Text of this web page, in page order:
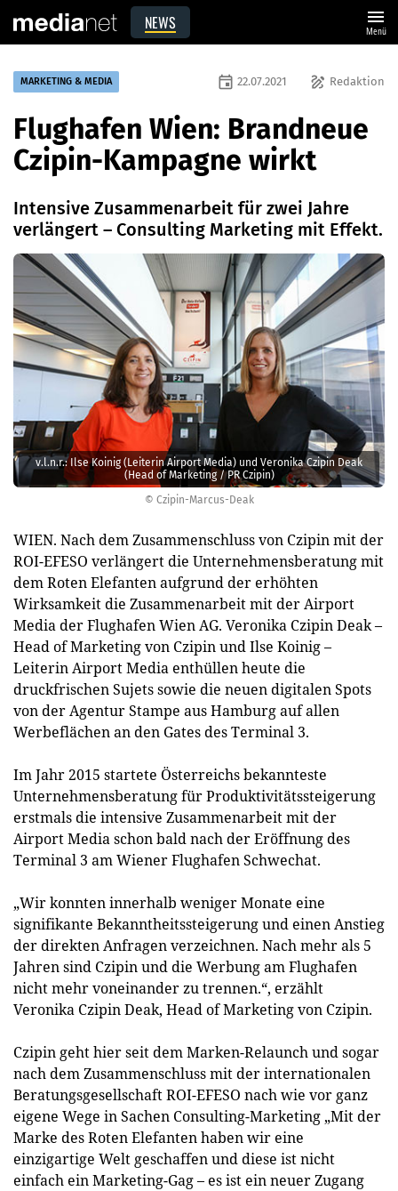
NEWS menu
Menü
© Czipin-Marcus-Deak
v.l.n.r.: Ilse Koinig (Leiterin Airport Media) und Veronika Czipin Deak
(Head of Marketing / PR Czipin)
MARKETING & MEDIA draw Redaktion
event 22.07.2021
Flughafen Wien: Brandneue
Czipin-Kampagne wirkt
Intensive Zusammenarbeit für zwei Jahre
verlängert – Consulting Marketing mit Effekt.
WIEN. Nach dem Zusammenschluss von Czipin mit der
ROI-EFESO verlängert die Unternehmensberatung mit
dem Roten Elefanten aufgrund der erhöhten
Wirksamkeit die Zusammenarbeit mit der Airport
Media der Flughafen Wien AG. Veronika Czipin Deak –
Head of Marketing von Czipin und Ilse Koinig –
Leiterin Airport Media enthüllen heute die
druckfrischen Sujets sowie die neuen digitalen Spots
von der Agentur Stampe aus Hamburg auf allen
Werbeflächen an den Gates des Terminal 3.
Im Jahr 2015 startete Österreichs bekannteste
Unternehmensberatung für Produktivitätssteigerung
erstmals die intensive Zusammenarbeit mit der
Airport Media schon bald nach der Eröffnung des
Terminal 3 am Wiener Flughafen Schwechat.
„Wir konnten innerhalb weniger Monate eine
signifikante Bekanntheitssteigerung und einen Anstieg
der direkten Anfragen verzeichnen. Nach mehr als 5
Jahren sind Czipin und die Werbung am Flughafen
nicht mehr voneinander zu trennen.“, erzählt
Veronika Czipin Deak, Head of Marketing von Czipin.
Czipin geht hier seit dem Marken-Relaunch und sogar
nach dem Zusammenschluss mit der internationalen
Beratungsgesellschaft ROI-EFESO nach wie vor ganz
eigene Wege in Sachen Consulting-Marketing „Mit der
Marke des Roten Elefanten haben wir eine
einzigartige Welt geschaffen und diese ist nicht
einfach ein Marketing-Gag – es ist ein neuer Zugang